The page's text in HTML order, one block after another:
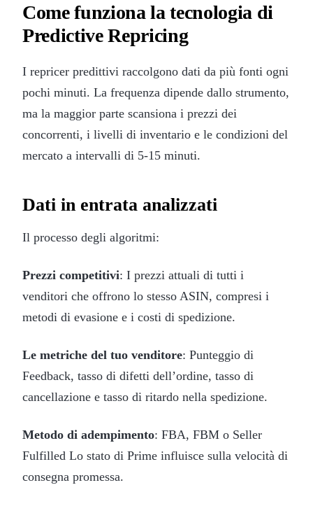
Come funziona la tecnologia di
Predictive Repricing
I repricer predittivi raccolgono dati da più fonti ogni
pochi minuti. La frequenza dipende dallo strumento,
ma la maggior parte scansiona i prezzi dei
concorrenti, i livelli di inventario e le condizioni del
mercato a intervalli di 5-15 minuti.
Dati in entrata analizzati
Il processo degli algoritmi:
Prezzi competitivi: I prezzi attuali di tutti i
venditori che offrono lo stesso ASIN, compresi i
metodi di evasione e i costi di spedizione.
Le metriche del tuo venditore: Punteggio di
Feedback, tasso di difetti dell’ordine, tasso di
cancellazione e tasso di ritardo nella spedizione.
Metodo di adempimento: FBA, FBM o Seller
Fulfilled Lo stato di Prime influisce sulla velocità di
consegna promessa.